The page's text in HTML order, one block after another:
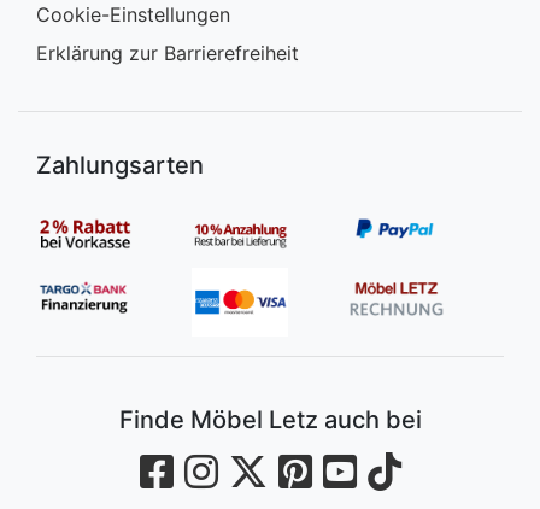
Cookie-Einstellungen
Erklärung zur Barrierefreiheit
Zahlungsarten
Finde Möbel Letz auch bei